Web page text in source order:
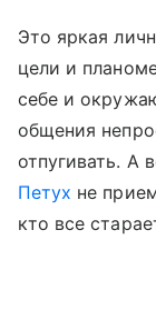
Это яркая
цели и
себе и
общения
отпугивать. А
Петух не
кто все